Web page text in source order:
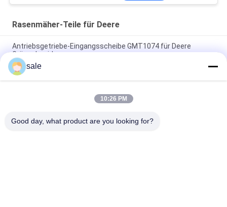
Rasenmäher-Teile für Deere
Antriebsgetriebe-Eingangsscheibe GMT1074 für Deere
Grünschneider
Kupplungs-Proalligator 2030 Druck-Platte GM809222
GM809221 der 2020 Kupplungs-DIS passt Deere
Rasenmäherteile Anlassermotor GAM878176 Passend für
sale
10:26 PM
Good day, what product are you looking for?